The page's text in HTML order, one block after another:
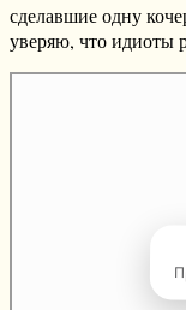
сделавшие одну
уверяю, что идиоты